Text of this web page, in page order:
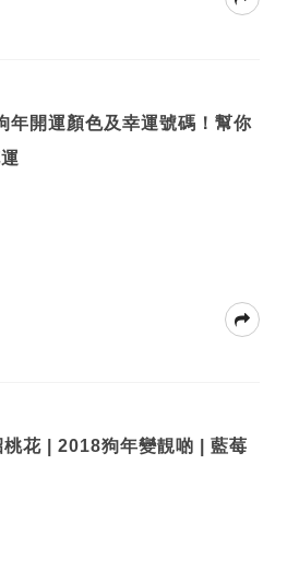
年開運顏色及幸運號碼！幫你
花 | 2018狗年變靚啲 | 藍莓